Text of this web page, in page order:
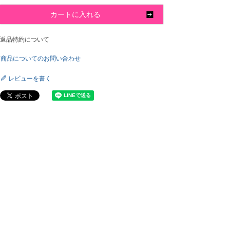
カートに入れる
返品特約について
商品についてのお問い合わせ
レビューを書く